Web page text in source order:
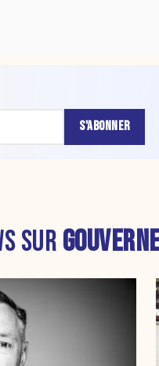
S'ABONNER
SUR